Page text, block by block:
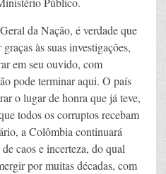
da Nação, é verdade que
às suas investigações,
em seu ouvido, com
pode terminar aqui. O país
o lugar de honra que já teve,
todos os corruptos recebam
a Colômbia continuará
caos e incerteza, do qual
por muitas décadas, com